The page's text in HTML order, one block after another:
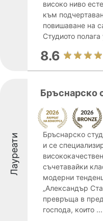
високо ниво
към
повишаване на
Студиото
8.6
Лауреати
Бръснарско
Бръснарско
и се
съчетавайки
модерни
„Александър
превръща в
господа, които ...